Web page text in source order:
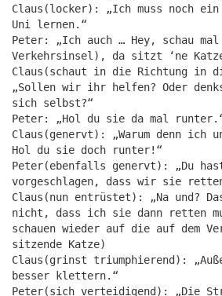
Claus(locker): „Ich muss noch
Uni lernen.“
Peter: „Ich auch … Hey, schau
Verkehrsinsel), da sitzt ‘ne
Claus(schaut in die Richtung in
„Sollen wir ihr helfen? Oder
sich selbst?“
Peter: „Hol du sie da mal
Claus(genervt): „Warum denn ich
Hol du sie doch runter!“
Peter(ebenfalls genervt): „Du
vorgeschlagen, dass wir sie
Claus(nun entrüstet): „Na und?
nicht, dass ich sie dann retten
schauen wieder auf die auf dem
sitzende Katze)
Claus(grinst triumphierend):
besser klettern.“
Peter(sich verteidigend): „Die